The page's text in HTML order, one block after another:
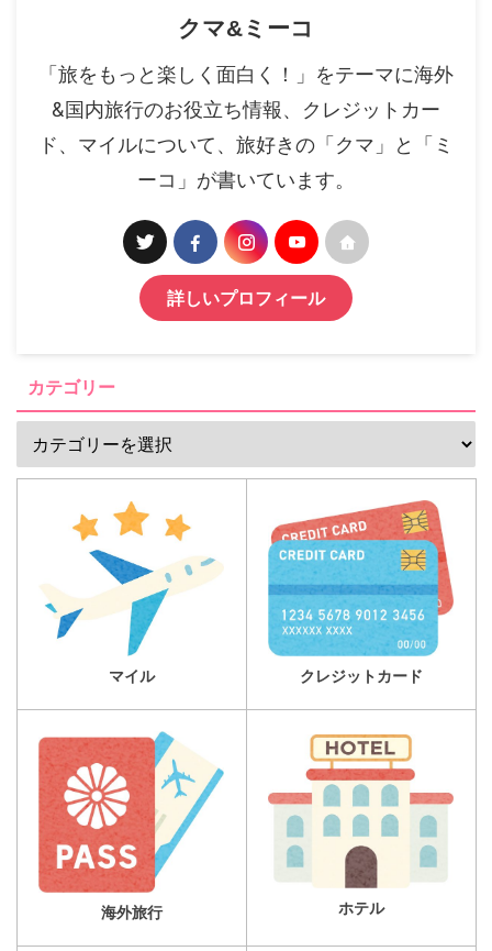
クマ&ミーコ
「旅をもっと楽しく面白く！」をテーマに海外
&国内旅行のお役立ち情報、クレジットカー
ド、マイルについて、旅好きの「クマ」と「ミ
ーコ」が書いています。
詳しいプロフィール
カテゴリー
マイル クレジットカード
海外旅行 ホテル